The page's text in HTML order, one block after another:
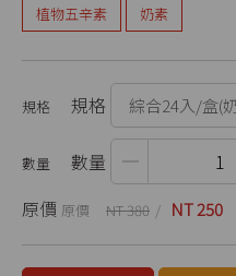
植物五辛素 奶素
規格
數量
原價
NT 380 NT 250